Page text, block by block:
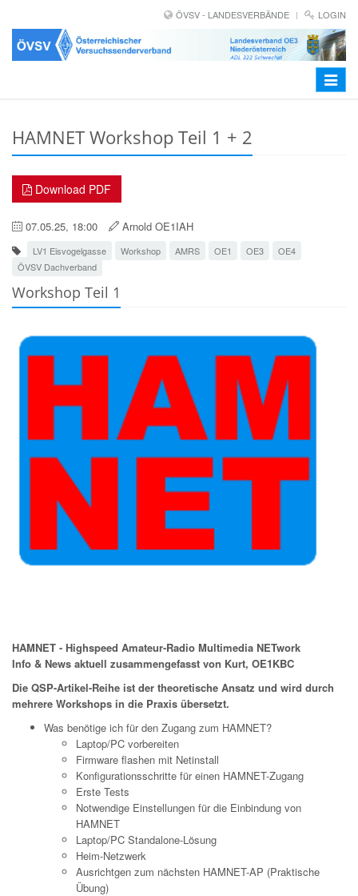
ÖVSV - LANDESVERBÄNDE LOGIN
Toggle
HAMNET Workshop Teil 1 + 2
Download PDF
07.05.25, 18:00 Arnold OE1IAH
LV1 Eisvogelgasse Workshop AMRS OE1 OE3
OE4
ÖVSV Dachverband
Workshop Teil 1
HAMNET - Highspeed Amateur-Radio Multimedia NETwork
Info & News aktuell zusammengefasst von Kurt, OE1KBC
Die QSP-Artikel-Reihe ist der theoretische Ansatz und wird durch
mehrere Workshops in die Praxis übersetzt.
Was benötige ich für den Zugang zum HAMNET?
Laptop/PC vorbereiten
Firmware flashen mit Netinstall
Konfigurationsschritte für einen HAMNET-Zugang
Erste Tests
Notwendige Einstellungen für die Einbindung von
HAMNET
Laptop/PC Standalone-Lösung
Heim-Netzwerk
Ausrichtgen zum nächsten HAMNET-AP (Praktische
Übung)